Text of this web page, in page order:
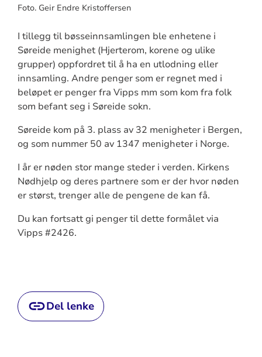
Foto. Geir Endre Kristoffersen
I tillegg til bøsseinnsamlingen ble enhetene i
Søreide menighet (Hjerterom, korene og ulike
grupper) oppfordret til å ha en utlodning eller
innsamling. Andre penger som er regnet med i
beløpet er penger fra Vipps mm som kom fra folk
som befant seg i Søreide sokn.
Søreide kom på 3. plass av 32 menigheter i Bergen,
og som nummer 50 av 1347 menigheter i Norge.
I år er nøden stor mange steder i verden. Kirkens
Nødhjelp og deres partnere som er der hvor nøden
er størst, trenger alle de pengene de kan få.
Du kan fortsatt gi penger til dette formålet via
Vipps #2426.
Del lenke